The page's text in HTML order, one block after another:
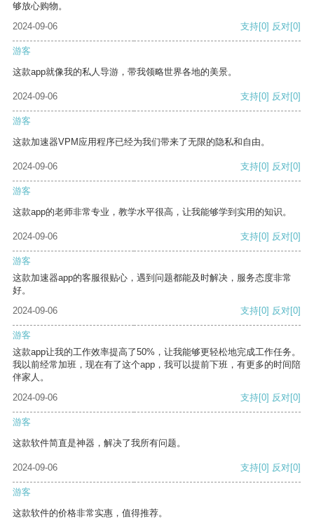
够放心购物。
2024-09-06
支持[0] 反对[0]
游客
这款app就像我的私人导游，带我领略世界各地的美景。
2024-09-06 支持[0] 反对[0]
游客
这款加速器VPM应用程序已经为我们带来了无限的隐私和自由。
2024-09-06 支持[0] 反对[0]
游客
这款app的老师非常专业，教学水平很高，让我能够学到实用的知识。
2024-09-06 支持[0] 反对[0]
游客
这款加速器app的客服很贴心，遇到问题都能及时解决，服务态度非常
好。
2024-09-06
支持[0] 反对[0]
游客
这款app让我的工作效率提高了50%，让我能够更轻松地完成工作任务。
我以前经常加班，现在有了这个app，我可以提前下班，有更多的时间陪
伴家人。
2024-09-06
支持[0] 反对[0]
游客
这款软件简直是神器，解决了我所有问题。
2024-09-06 支持[0] 反对[0]
游客
这款软件的价格非常实惠，值得推荐。